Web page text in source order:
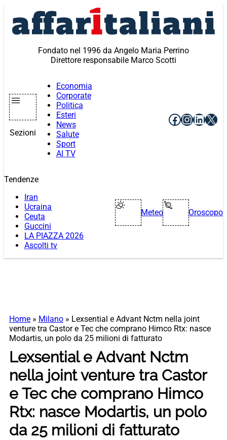
contenuto
Fondato nel 1996 da Angelo Maria Perrino
Direttore responsabile Marco Scotti
Sezioni
Economia
Corporate
Politica
Esteri
News
Salute
Sport
AI TV
Facebook
X
Tendenze
Iran
Ucraina
Ceuta
Guccini
LA PIAZZA 2026
Ascolti tv
Meteo Oroscopo
Home » Milano » Lexsential e Advant Nctm nella joint
venture tra Castor e Tec che comprano Himco Rtx: nasce
Modartis, un polo da 25 milioni di fatturato
Lexsential e Advant Nctm
nella joint venture tra Castor
e Tec che comprano Himco
Rtx: nasce Modartis, un polo
da 25 milioni di fatturato